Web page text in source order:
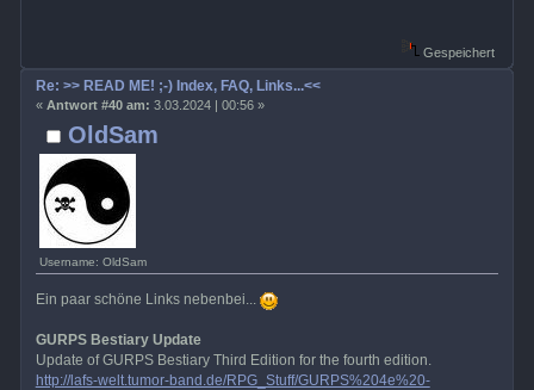
Gespeichert
OldSam
Username: OldSam
Re: >> READ ME! ;-) Index, FAQ, Links...<<
« Antwort #40 am: 3.03.2024 | 00:56 »
Ein paar schöne Links nebenbei...
GURPS Bestiary Update
Update of GURPS Bestiary Third Edition for the fourth edition.
http://lafs-welt.tumor-band.de/RPG_Stuff/GURPS%204e%20-